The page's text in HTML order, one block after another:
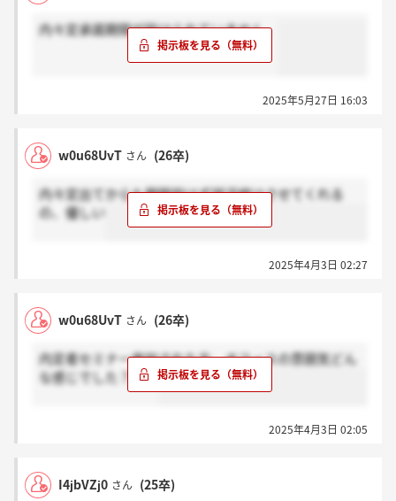
内々定承諾期限が設けられていません。
2025年5月27日 16:03
w0u68UvT さん (26卒)
内々定出てからも期限設けず就活続けさせてくれる
の、優しい
2025年4月3日 02:27
w0u68UvT さん (26卒)
内定者セミナー参加された方、オフィスの雰囲気どん
な感じでした？？？
2025年4月3日 02:05
I4jbVZj0 さん (25卒)